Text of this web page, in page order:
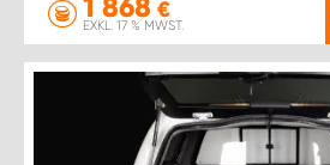
€
EXKL. 17 % MWST.